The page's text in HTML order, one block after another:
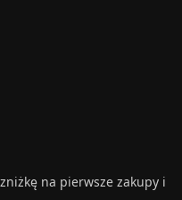
na pierwsze zakupy i